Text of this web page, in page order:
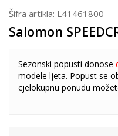
Šifra artikla: L41461800
Salomon
Sezonski popusti donose
modele ljeta. Popust se
cjelokupnu ponudu